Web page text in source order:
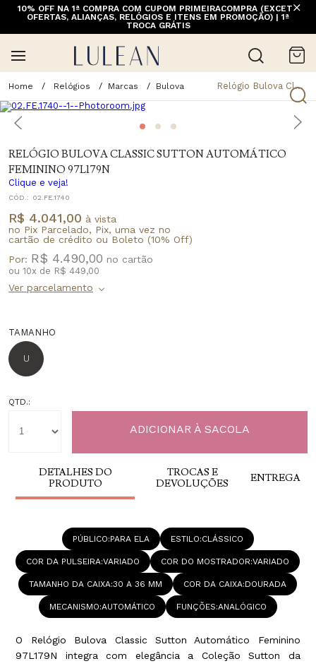
10% OFF NA 1ª COMPRA COM CUPOM PRIMEIRACOMPRA (EXCETO
OFERTAS, ALIANÇAS, RELÓGIOS E ITENS EM PROMOÇÃO) | 1ª
TROCA GRÁTIS
Relógios Marcas Bulova Relógio Bulova Classic Sutton Automático Feminino 97L179n
RELÓGIO BULOVA CLASSIC SUTTON AUTOMÁTICO
FEMININO 97L179N
Clique e veja!
CÓD.: 02.FE.1740
R$ 4.041,00 à vista
no Pix Parcelado, Pix, uma vez no
cartão de crédito ou Boleto (10% Off)
Por: R$ 4.490,00
ou 10x de R$ 449,00
TAMANHO
U
QTD.:
DETALHES DO
PRODUTO
TROCAS E
DEVOLUÇÕES
ENTREGA
O Relógio Bulova Classic Sutton Automático Feminino
97L179N integra com elegância a Coleção Sutton da
PÚBLICO PARA ELA ESTILO CLÁSSICO
COR DA PULSEIRA VARIADO COR DO MOSTRADOR VARIADO
TAMANHO DA CAIXA 30 A 36 MM COR DA CAIXA DOURADA
MECANISMO AUTOMÁTICO FUNÇÕES ANALÓGICO